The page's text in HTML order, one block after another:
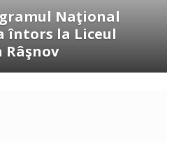
Naţional
întors la Liceul